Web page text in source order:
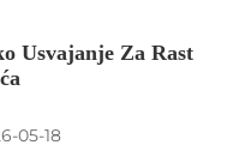
Usvajanje Za Rast
05-18